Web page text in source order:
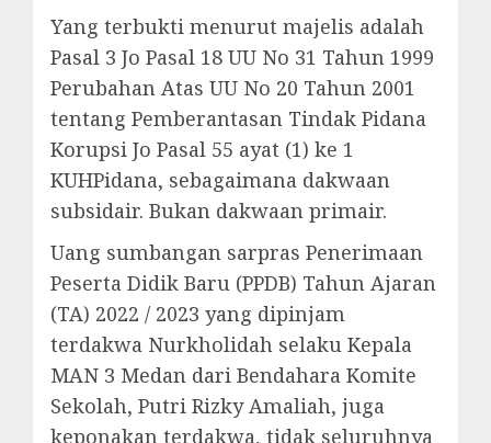
Yang terbukti menurut majelis adalah
Pasal 3 Jo Pasal 18 UU No 31 Tahun 1999
Perubahan Atas UU No 20 Tahun 2001
tentang Pemberantasan Tindak Pidana
Korupsi Jo Pasal 55 ayat (1) ke 1
KUHPidana, sebagaimana dakwaan
subsidair. Bukan dakwaan primair.
Uang sumbangan sarpras Penerimaan
Peserta Didik Baru (PPDB) Tahun Ajaran
(TA) 2022 / 2023 yang dipinjam
terdakwa Nurkholidah selaku Kepala
MAN 3 Medan dari Bendahara Komite
Sekolah, Putri Rizky Amaliah, juga
keponakan terdakwa, tidak seluruhnya